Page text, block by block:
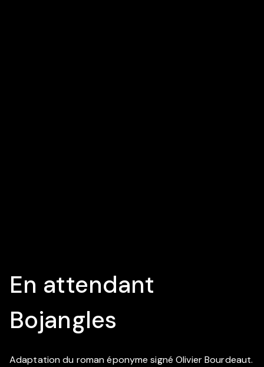
En attendant
Bojangles
Adaptation du roman éponyme signé Olivier Bourdeaut.